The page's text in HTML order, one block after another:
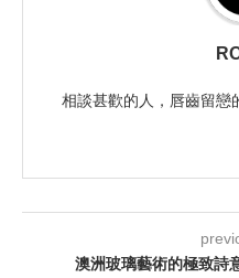
相談甚歡的人，唇齒留
澳洲玻璃藝術的極致詩